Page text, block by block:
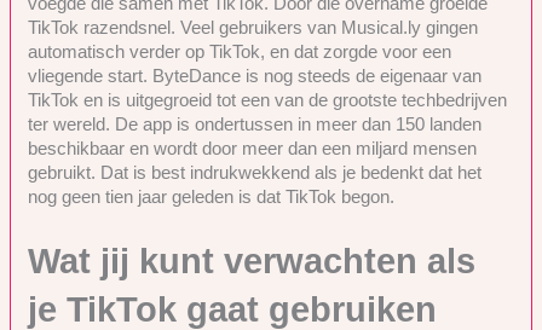
TikTok razendsnel. Veel gebruikers van Musical.ly gingen
automatisch verder op TikTok, en dat zorgde voor een
vliegende start. ByteDance is nog steeds de eigenaar van
TikTok en is uitgegroeid tot een van de grootste techbedrijven
ter wereld. De app is ondertussen in meer dan 150 landen
beschikbaar en wordt door meer dan een miljard mensen
gebruikt. Dat is best indrukwekkend als je bedenkt dat het
nog geen tien jaar geleden is dat TikTok begon.
Wat jij kunt verwachten als
je TikTok gaat gebruiken